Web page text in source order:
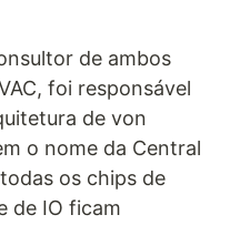
de ambos
foi responsável
de von
o nome da Central
os chips de
de IO ficam